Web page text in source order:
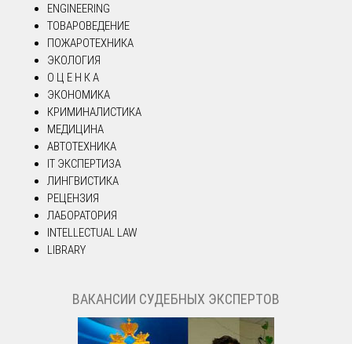
ENGINEERING
ТОВАРОВЕДЕНИЕ
ПОЖАРОТЕХНИКА
ЭКОЛОГИЯ
О Ц Е Н К А
ЭКОНОМИКА
КРИМИНАЛИСТИКА
МЕДИЦИНА
АВТОТЕХНИКА
IT ЭКСПЕРТИЗА
ЛИНГВИСТИКА
РЕЦЕНЗИЯ
ЛАБОРАТОРИЯ
INTELLECTUAL LAW
LIBRARY
ВАКАНСИИ СУДЕБНЫХ ЭКСПЕРТОВ